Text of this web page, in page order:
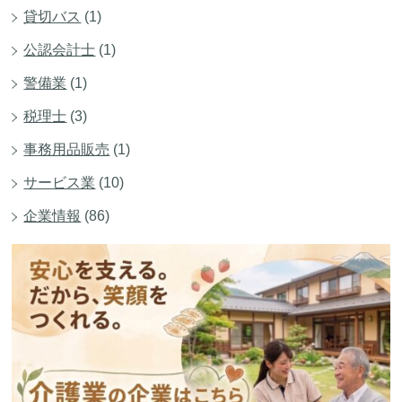
貸切バス (1)
公認会計士 (1)
警備業 (1)
税理士 (3)
事務用品販売 (1)
サービス業 (10)
企業情報 (86)